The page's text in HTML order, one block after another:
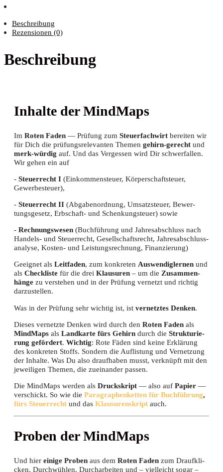
Beschreibung
Rezensionen (0)
Beschreibung
Inhal­te der MindMaps
Im Roten Faden — Prü­fung zum Steu­er­fach­wirt berei­ten wir
für Dich die prü­fungs­re­le­van­ten The­men gehirn-gerecht und
merk-wür­dig auf. Und das Ver­ges­sen wird Dir schwer­fal­len.
Wir gehen ein auf
- Steu­er­recht I (Ein­kom­men­steu­er, Kör­per­schaft­steu­er,
Gewerbesteuer),
- Steu­er­recht II (Abga­ben­ord­nung, Umsatz­steu­er, Bewer­
tungs­ge­setz, Erb­schaft- und Schen­kung­steu­er) sowie
- Rech­nungs­we­sen (Buch­füh­rung und Jah­res­ab­schluss nach
Han­dels- und Steu­er­recht, Gesell­schafts­recht, Jah­res­ab­schluss­
ana­ly­se, Kos­ten- und Leis­tungs­rech­nung, Finanzierung)
Geeig­net als Leit­fa­den, zum kon­kre­ten Aus­wen­dig­ler­nen und
als Check­lis­te für die drei Klau­su­ren – um die Zusam­men­
hän­ge zu ver­ste­hen und in der Prü­fung ver­netzt und rich­tig
darzustellen.
Was in der Prü­fung sehr wich­tig ist, ist ver­netz­tes Den­ken.
Die­ses ver­netz­te Den­ken wird durch den Roten Faden als
Mind­Maps als Land­kar­te fürs Gehirn durch die Struk­tu­rie­
rung geför­dert. Wich­tig: Rote Fäden sind kei­ne Erklä­rung
des kon­kre­ten Stoffs. Son­dern die Auf­lis­tung und Ver­net­zung
der Inhal­te. Was Du also drauf­ha­ben musst, ver­knüpft mit den
jewei­li­gen The­men, die zuein­an­der passen.
Die Mind­Maps wer­den als Druckskript — also auf Papier —
ver­schickt. So wie die Para­gra­phen­ket­ten für Buch­füh­rung,
fürs Steu­er­recht und das Klau­su­ren­skript auch.
Pro­ben der MindMaps
Und hier eini­ge Pro­ben aus dem Roten Faden zum Drauf­kli­
cken, Durch­wüh­len, Durch­ar­bei­ten und – viel­leicht sogar –